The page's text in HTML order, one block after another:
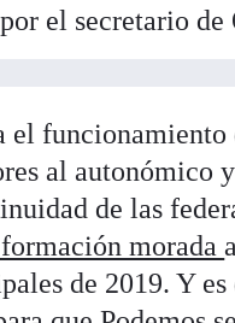
el secretario
el
al autonómico
de las
morada
de 2019. Y